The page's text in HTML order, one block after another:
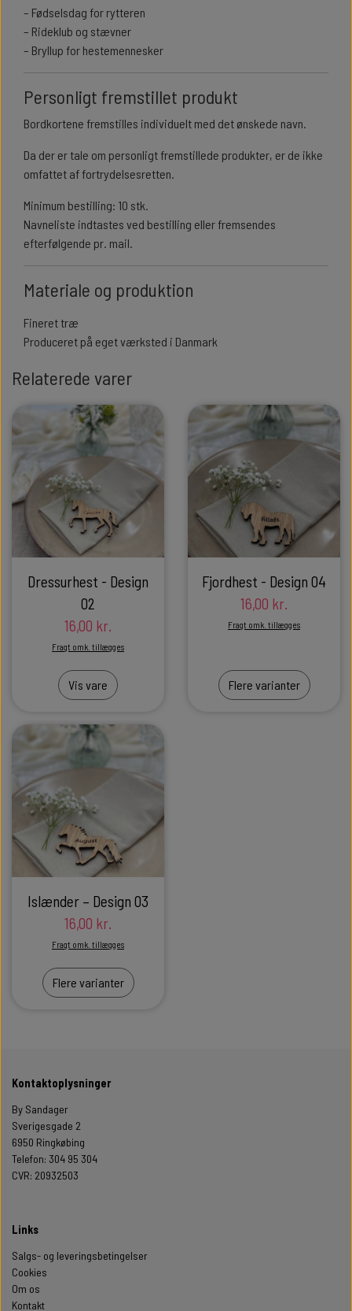
– Fødselsdag for rytteren
– Rideklub og stævner
– Bryllup for hestemennesker
Personligt fremstillet produkt
Bordkortene fremstilles individuelt med det ønskede navn.
Da der er tale om personligt fremstillede produkter, er de ikke
omfattet af fortrydelsesretten.
Minimum bestilling: 10 stk.
Navneliste indtastes ved bestilling eller fremsendes
efterfølgende pr. mail.
Materiale og produktion
Fineret træ
Produceret på eget værksted i Danmark
Relaterede varer
Dressurhest - Design
02
16,00 kr.
Fragt omk. tillægges
Vis vare
Fjordhest - Design 04
16,00 kr.
Fragt omk. tillægges
Flere varianter
Islænder – Design 03
16,00 kr.
Fragt omk. tillægges
Flere varianter
Kontaktoplysninger
By Sandager
Sverigesgade 2
6950 Ringkøbing
Telefon: 304 95 304
CVR: 20932503
Links
Salgs- og leveringsbetingelser
Cookies
Om os
Kontakt